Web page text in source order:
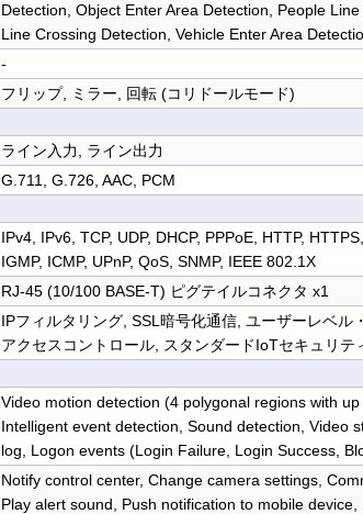
Detection, Object Enter Area Detection, People
Line Crossing Detection, Vehicle Enter Area
-
フリップ, ミラー, 回転 (コリドールモード)
ライン入力, ライン出力
G.711, G.726, AAC, PCM
IPv4, IPv6, TCP, UDP, DHCP, PPPoE, HTTP,
IGMP, ICMP, UPnP, QoS, SNMP, IEEE 802.1X
RJ-45 (10/100 BASE-T) ピグテイルコネクタ x1
IPフィルタリング, SSL暗号化通信, ユーザーレベ
アクセスコントロール, スタンダードIoTセキュリ
Video motion detection (4 polygonal regions with
Intelligent event detection, Sound detection, Video
log, Logon events (Login Failure, Login Success,
Notify control center, Change camera settings,
Play alert sound, Push notification to mobile